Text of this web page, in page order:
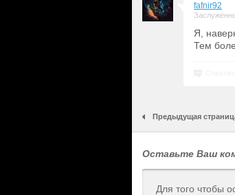
fafnir92
Я,
Тем
Предыдущая
Оставьте Ваш
Для того чтобы